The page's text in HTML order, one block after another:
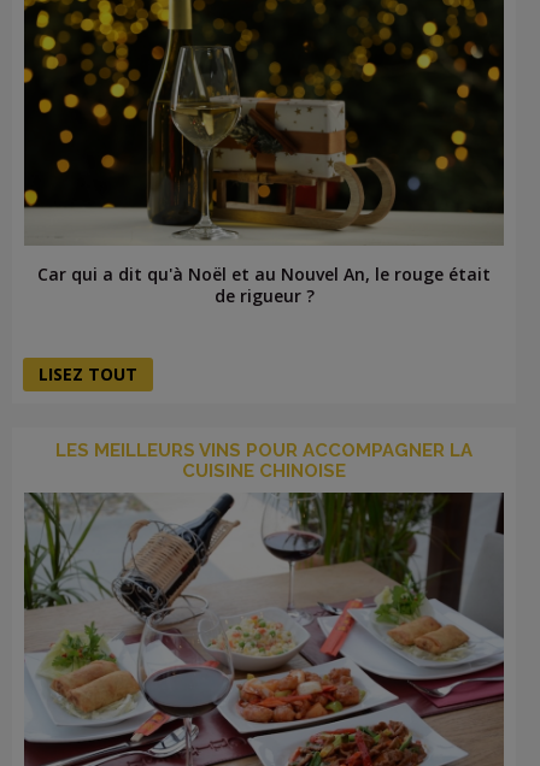
Car qui a dit qu'à Noël et au Nouvel An, le rouge était
de rigueur ?
LISEZ TOUT
LES MEILLEURS VINS POUR ACCOMPAGNER LA
CUISINE CHINOISE